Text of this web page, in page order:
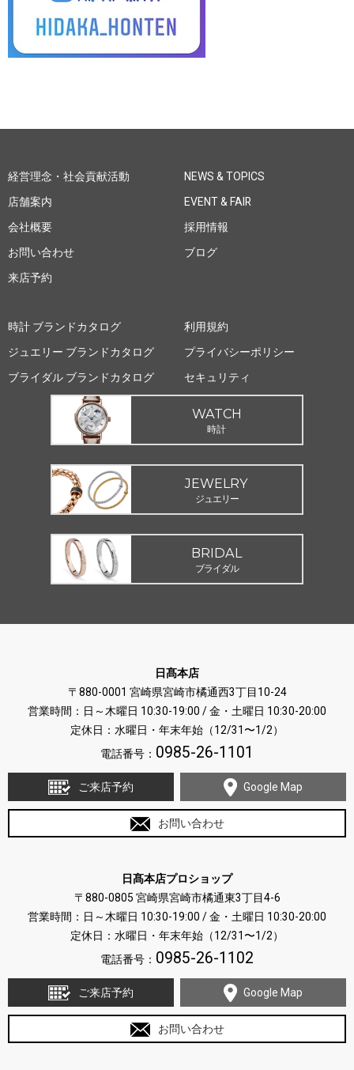
経営理念・社会貢献活動
店舗案内
会社概要
お問い合わせ
来店予約
NEWS & TOPICS
EVENT & FAIR
採用情報
ブログ
時計 ブランドカタログ
ジュエリー ブランドカタログ
ブライダル ブランドカタログ
利用規約
プライバシーポリシー
セキュリティ
WATCH
時計
JEWELRY
ジュエリー
BRIDAL
ブライダル
日髙本店
〒880-0001 宮崎県宮崎市橘通西3丁目10-24
営業時間：日～木曜日 10:30-19:00 / 金・土曜日 10:30-20:00
定休日：水曜日・年末年始（12/31〜1/2）
電話番号： 0985-26-1101
ご来店予約 Google Map
お問い合わせ
日髙本店プロショップ
〒880-0805 宮崎県宮崎市橘通東3丁目4-6
営業時間：日～木曜日 10:30-19:00 / 金・土曜日 10:30-20:00
定休日：水曜日・年末年始（12/31〜1/2）
電話番号： 0985-26-1102
ご来店予約 Google Map
お問い合わせ